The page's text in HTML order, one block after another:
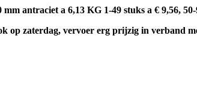
antraciet a 6,13 KG 1-49 stuks a € 9,56,
op zaterdag, vervoer erg prijzig in verband